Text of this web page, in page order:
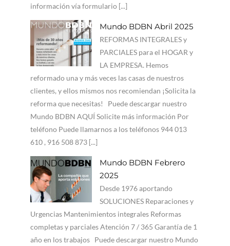
información vía formulario [...]
Mundo BDBN Abril 2025
REFORMAS INTEGRALES y
PARCIALES para el HOGAR y
LA EMPRESA. Hemos
reformado una y más veces las casas de nuestros
clientes, y ellos mismos nos recomiendan ¡Solicita la
reforma que necesitas! Puede descargar nuestro
Mundo BDBN AQUÍ Solicite más información Por
teléfono Puede llamarnos a los teléfonos 944 013
610 , 916 508 873 [...]
Mundo BDBN Febrero
2025
Desde 1976 aportando
SOLUCIONES Reparaciones y
Urgencias Mantenimientos integrales Reformas
completas y parciales Atención 7 / 365 Garantía de 1
año en los trabajos Puede descargar nuestro Mundo